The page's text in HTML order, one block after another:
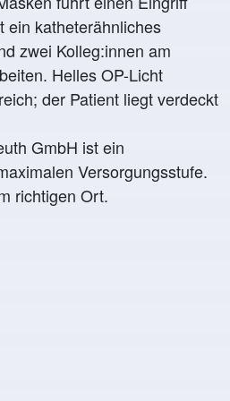
GmbH ist ein
Versorgungsstufe.
richtigen Ort.